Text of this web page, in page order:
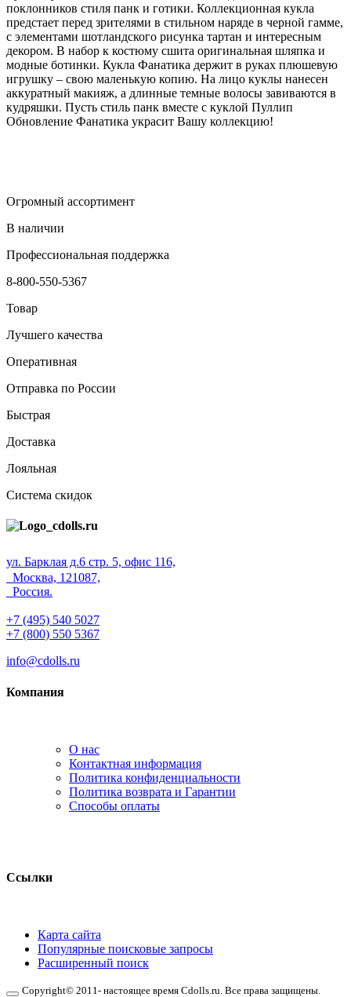
поклонников стиля панк и готики. Коллекционная кукла
предстает перед зрителями в стильном наряде в черной гамме,
с элементами шотландского рисунка тартан и интересным
декором. В набор к костюму сшита оригинальная шляпка и
модные ботинки. Кукла Фанатика держит в руках плюшевую
игрушку – свою маленькую копию. На лицо куклы нанесен
аккуратный макияж, а длинные темные волосы завиваются в
кудряшки. Пусть стиль панк вместе с куклой Пуллип
Обновление Фанатика украсит Вашу коллекцию!
Огромный ассортимент
В наличии
Профессиональная поддержка
8-800-550-5367
Товар
Лучшего качества
Оперативная
Отправка по России
Быстрая
Доставка
Лояльная
Система скидок
ул. Барклая д.6 стр. 5, офис 116,
Москва, 121087,
Россия.
+7 (495) 540 5027
+7 (800) 550 5367
info@cdolls.ru
Компания
О нас
Контактная информация
Политика конфиденциальности
Политика возврата и Гарантии
Способы оплаты
Ссылки
Карта сайта
Популярные поисковые запросы
Расширенный поиск
Copyright© 2011- настоящее время Cdolls.ru. Все права защищены.